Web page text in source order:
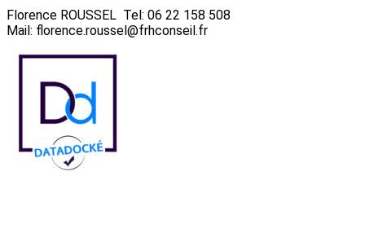
Florence ROUSSEL Tel: 06 22 158 508
Mail: florence.roussel@frhconseil.fr